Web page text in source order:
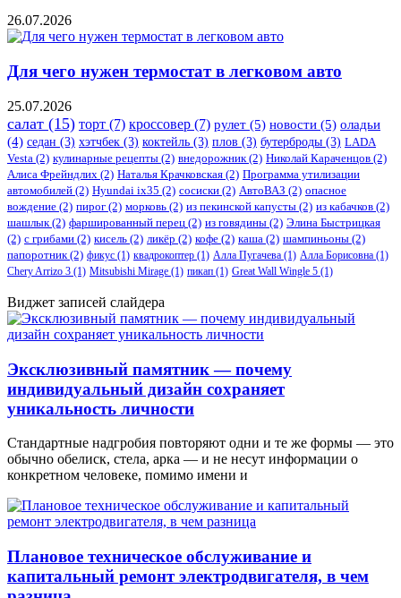
26.07.2026
Для чего нужен термостат в легковом авто
25.07.2026
салат (15) торт (7) кроссовер (7) рулет (5) новости (5) оладьи
(4) седан (3) хэтчбек (3) коктейль (3) плов (3) бутерброды (3) LADA
Vesta (2) кулинарные рецепты (2) внедорожник (2) Николай Караченцов (2)
Алиса Фрейндлих (2) Наталья Крачковская (2) Программа утилизации
автомобилей (2) ​Hyundai ix35 (2) сосиски (2) АвтоВАЗ (2) опасное
вождение (2) пирог (2) морковь (2) из пекинской капусты (2) из кабачков (2)
шашлык (2) фаршированный перец (2) из говядины (2) Элина Быстрицкая
(2) с грибами (2) кисель (2) ликёр (2) кофе (2) каша (2) шампиньоны (2)
папоротник (2) фикус (1) квадрокоптер (1) Алла Пугачева (1) Алла Борисовна (1)
Chery Arrizo 3 (1) Mitsubishi Mirage (1) пикап (1) Great Wall Wingle 5 (1)
Виджет записей слайдера
Эксклюзивный памятник — почему
индивидуальный дизайн сохраняет
уникальность личности
Стандартные надгробия повторяют одни и те же формы — это
обычно обелиск, стела, арка — и не несут информации о
конкретном человеке, помимо имени и
Плановое техническое обслуживание и
капитальный ремонт электродвигателя, в чем